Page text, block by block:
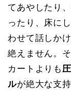
てあやしたり
ったり、床に
わせて話しか
絶えません。
カートよりも
ルが絶大な支